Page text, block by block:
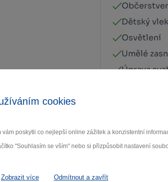
cookies
poskytli co nejlepší online zážitek a konzistentní
"Souhlasím se vším" nebo si přizpůsobit nastavení
Zobrazit více Odmítnout a zavřít
Dětský vlek
Osvětlení
Umělé
Úprava